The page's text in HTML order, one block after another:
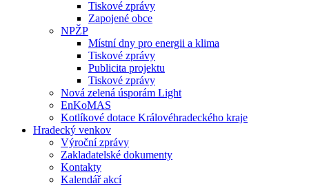
Tiskové zprávy
Zapojené obce
NPŽP
Místní dny pro energii a klima
Tiskové zprávy
Publicita projektu
Tiskové zprávy
Nová zelená úsporám Light
EnKoMAS
Kotlíkové dotace Královéhradeckého kraje
Hradecký venkov
Výroční zprávy
Zakladatelské dokumenty
Kontakty
Kalendář akcí